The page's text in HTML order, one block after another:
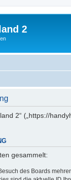
2
2“ („https://
gesammelt:
des Boards